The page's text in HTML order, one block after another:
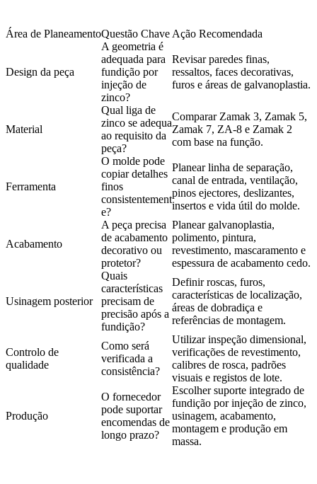
Área de PlaneamentoQuestão Chave Ação Recomendada
Design da peça
A geometria é
adequada para
fundição por
injeção de
zinco?
Revisar paredes finas,
ressaltos, faces decorativas,
furos e áreas de galvanoplastia.
Material
Qual liga de
zinco se adequa
ao requisito da
peça?
Comparar Zamak 3, Zamak 5,
Zamak 7, ZA-8 e Zamak 2
com base na função.
Ferramenta
O molde pode
copiar detalhes
finos
consistentement
e?
Planear linha de separação,
canal de entrada, ventilação,
pinos ejectores, deslizantes,
insertos e vida útil do molde.
Acabamento
A peça precisa
de acabamento
decorativo ou
protetor?
Planear galvanoplastia,
polimento, pintura,
revestimento, mascaramento e
espessura de acabamento cedo.
Usinagem posterior
Quais
características
precisam de
precisão após a
fundição?
Definir roscas, furos,
características de localização,
áreas de dobradiça e
referências de montagem.
Controlo de
qualidade
Como será
verificada a
consistência?
Utilizar inspeção dimensional,
verificações de revestimento,
calibres de rosca, padrões
visuais e registos de lote.
Produção
O fornecedor
pode suportar
encomendas de
longo prazo?
Escolher suporte integrado de
fundição por injeção de zinco,
usinagem, acabamento,
montagem e produção em
massa.